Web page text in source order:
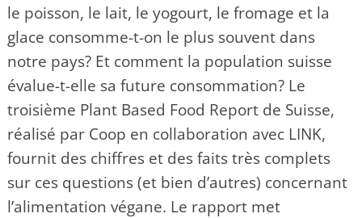
le poisson, le lait, le yogourt, le fromage et la
glace consomme-t-on le plus souvent dans
notre pays? Et comment la population suisse
évalue-t-elle sa future consommation? Le
troisième Plant Based Food Report de Suisse,
réalisé par Coop en collaboration avec LINK,
fournit des chiffres et des faits très complets
sur ces questions (et bien d’autres) concernant
l’alimentation végane. Le rapport met